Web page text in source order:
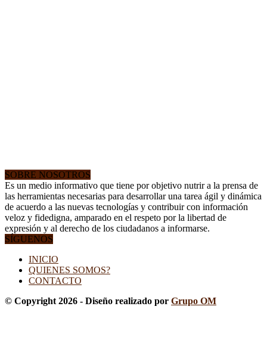
SOBRE NOSOTROS
Es un medio informativo que tiene por objetivo nutrir a la prensa de
las herramientas necesarias para desarrollar una tarea ágil y dinámica
de acuerdo a las nuevas tecnologías y contribuir con información
veloz y fidedigna, amparado en el respeto por la libertad de
expresión y al derecho de los ciudadanos a informarse.
SÍGUENOS
INICIO
QUIENES SOMOS?
CONTACTO
© Copyright 2026 - Diseño realizado por Grupo OM